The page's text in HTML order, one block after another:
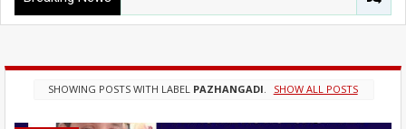
SHOWING POSTS WITH LABEL PAZHANGADI SHOW ALL POSTS